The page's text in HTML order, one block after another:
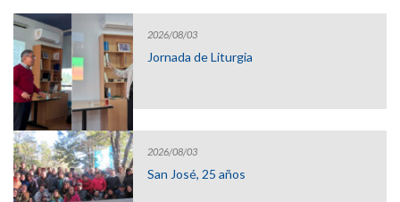
2026/08/03
Jornada de Liturgia
2026/08/03
San José, 25 años